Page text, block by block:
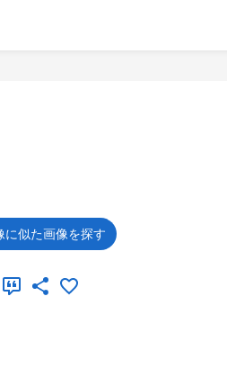
に似た画像を探す